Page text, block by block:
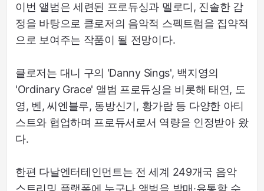
이번 앨범은 세련된 프로듀싱과 멜로디, 진솔한 감
정을 바탕으로 클로저의 음악적 스펙트럼을 집약적
으로 보여주는 작품이 될 전망이다.
클로저는 대니 구의 'Danny Sings', 백지영의
'Ordinary Grace' 앨범 프로듀싱을 비롯해 태연, 도
영, 벤, 씨엔블루, 동방신기, 황가람 등 다양한 아티
스트와 협업하며 프로듀서로서 역량을 인정받아 왔
다.
한편 다날엔터테인먼트는 전 세계 249개국 음악